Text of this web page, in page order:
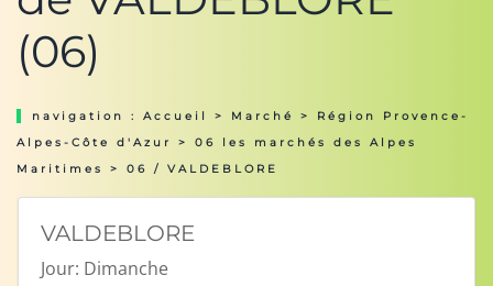
(06)
navigation : Accueil > Marché > Région Provence-
Alpes-Côte d'Azur
> 06 les marchés des Alpes
Maritimes
> 06 / VALDEBLORE
VALDEBLORE
Jour: Dimanche